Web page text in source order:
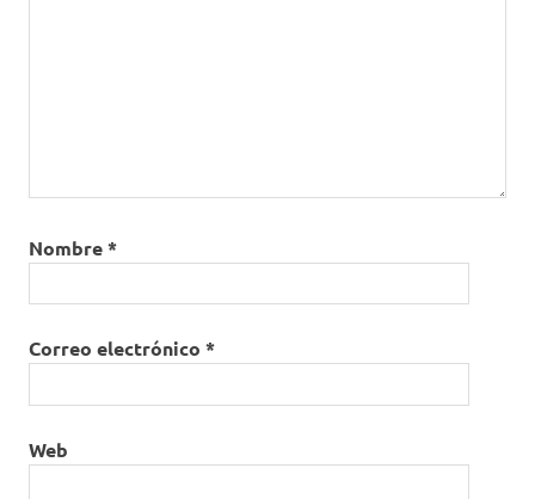
Nombre*
Correo electrónico *
Web